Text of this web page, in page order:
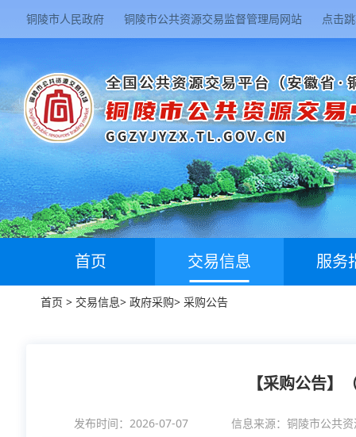
铜陵市人民政府 铜陵市公共资源交易监督管理局网站 点击
首页 交易信息 服务
首页 > 交易信息> 政府采购> 采购公告
【采购公告
发布时间：2026-07-07 信息来源： 铜陵市公共